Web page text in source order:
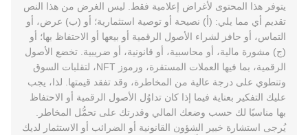
يتوفر هذا المحتوى لأغراض إعلامية فقط. ليس الغرض من هذا النص
تقديم أي مما يلي: (أ) نصيحة أو توصية استثمارية؛ أو (ب) عرض، أو
التماس، أو حافز لشراء الأصول الرقمية أو بيعها أو الاحتفاظ بها؛ أو
(ج) مشورة مالية، أو محاسبية، أو قانونية، أو ضريبية. تخضع الأصول
الرقمية، بما فيها العملات المستقرة، ورموز NFT، لتقلبات السوق
وتنطوي على درجة عالية من المخاطرة، وقد تفقد قيمتها. لذا، يجب
عليك التفكير بعناية فيما إذا كان تداوُل الأصول الرقمية أو الاحتفاظ
بها مناسبًا لك حسب وضعك المالي وقدرتك على تحمُّل المخاطر.
يُرجى استشارة خبير الشؤون القانونية أو الضرائب أو الاستثمار لديك